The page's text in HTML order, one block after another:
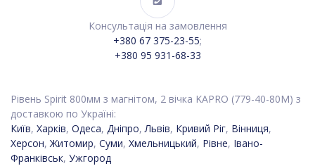
Консультація на замовлення
+380 67 375-23-55;
+380 95 931-68-33
Рівень Spirit 800мм з магнітом, 2 вічка KAPRO (779-40-80M) з
доставкою по Україні:
Київ, Харків, Одеса, Дніпро,Львів, Кривий Ріг, Вінниця,
Херсон,Житомир, Суми, Хмельницький, Рівне, Івано-
Франківськ, Ужгород